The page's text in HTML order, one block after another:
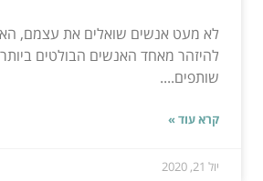
לא מעט אנשים שואלים את עצמם,
להיזהר מאחד האנשים הבולטים
שותפים....
קרא עוד »
יול 21, 2020